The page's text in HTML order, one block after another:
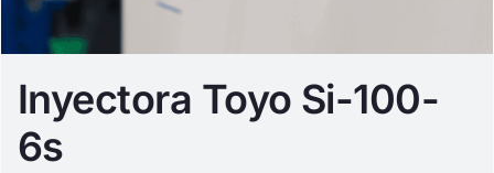
Inyectora Toyo Si-100-
6s